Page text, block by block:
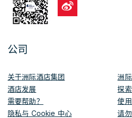
公司
关于洲际酒店集团
洲
酒店发展
探
需要帮助？
使
隐私与 Cookie 中心
请